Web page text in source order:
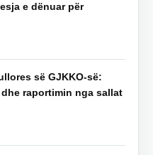
e dënuar për
së GJKKO-së:
raportimin nga sallat